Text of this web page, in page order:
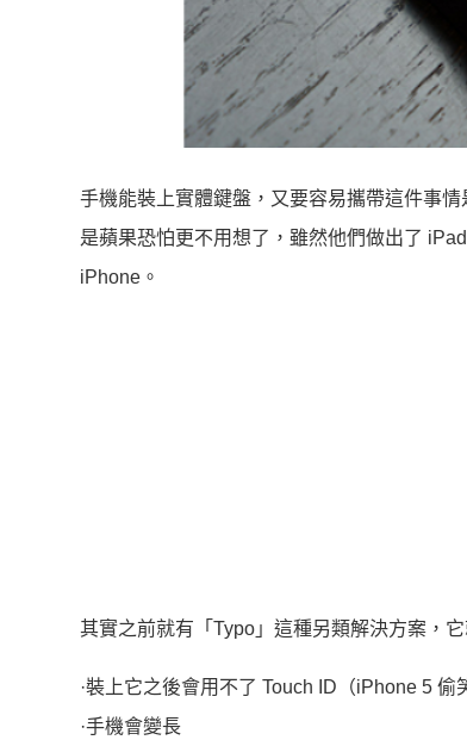
手機能裝上實體鍵盤，又要容易攜帶這件事
是蘋果恐怕更不用想了，雖然他們做出了
iPhone。
其實之前就有「Typo」這種另類解決方案，
·裝上它之後會用不了 Touch ID（iPhone 5 偷
·手機會變長